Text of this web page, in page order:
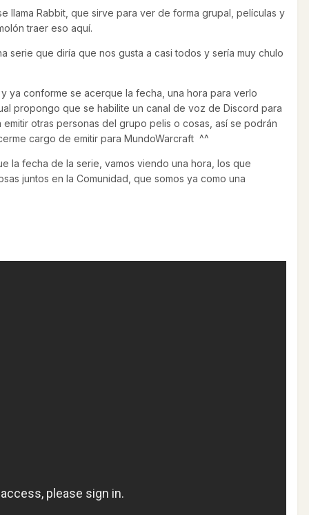
llama Rabbit, que sirve para ver de forma grupal, películas y
traer eso aquí.
serie que diría que nos gusta a casi todos y sería muy chulo
ya conforme se acerque la fecha, una hora para verlo
propongo que se habilite un canal de voz de Discord para
otras personas del grupo pelis o cosas, así se podrán
cargo de emitir para MundoWarcraft ^^
la fecha de la serie, vamos viendo una hora, los que
juntos en la Comunidad, que somos ya como una